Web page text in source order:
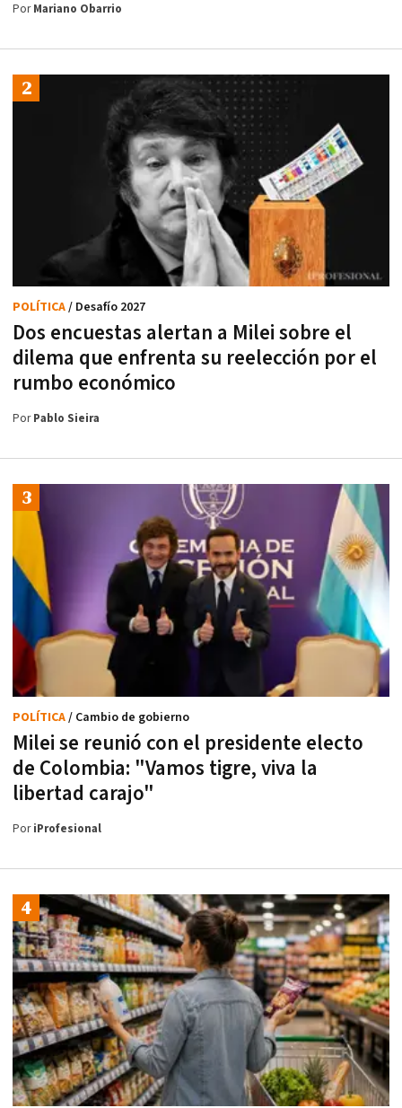
PorMariano Obarrio
Dos encuestas alertan a Milei sobre el
dilema que enfrenta su reelección por el
rumbo económico
POLÍTICA/ Desafío 2027
PorPablo Sieira
Milei se reunió con el presidente electo
de Colombia: "Vamos tigre, viva la
libertad carajo"
POLÍTICA/ Cambio de gobierno
PoriProfesional